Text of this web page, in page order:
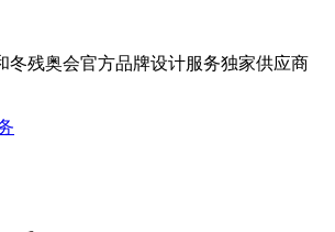
冬残奥会官方品牌设计服务独家供应商